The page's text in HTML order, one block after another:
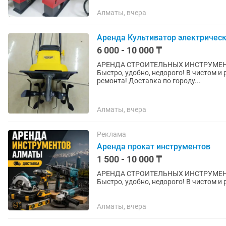
Алматы, вчера
Аренда Культиватор
6 000 - 10 000 ₸
АРЕНДА СТРОИТЕЛЬНЫХ ИНСТРУМЕНТОВ г. АЛМАТЫ Адрес: Аксай
Быстро, удобно, недорого! В чистом и рабочем состоянии
ремонта! Доставка по городу...
Алматы, вчера
Реклама
Аренда прокат инструментов
1 500 - 10 000 ₸
АРЕНДА СТРОИТЕЛЬНЫХ ИНСТРУМЕНТОВ г. АЛМАТЫ Адрес: Аксай
Быстро, удобно, недорого! В чистом и рабочем состоянии
Алматы, вчера